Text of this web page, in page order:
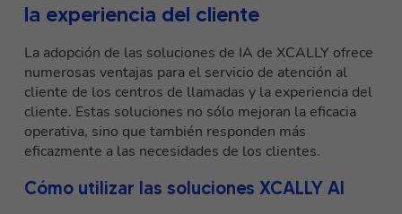
la experiencia del cliente
La adopción de las soluciones de IA de XCALLY ofrece
numerosas ventajas para el servicio de atención al
cliente de los centros de llamadas y la experiencia del
cliente. Estas soluciones no sólo mejoran la eficacia
operativa, sino que también responden más
eficazmente a las necesidades de los clientes.
Cómo utilizar las soluciones XCALLY AI